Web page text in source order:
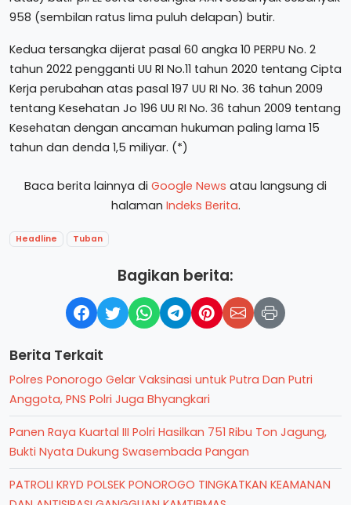
958 (sembilan ratus lima puluh delapan) butir.
Kedua tersangka dijerat pasal 60 angka 10 PERPU No. 2
tahun 2022 pengganti UU RI No.11 tahun 2020 tentang Cipta
Kerja perubahan atas pasal 197 UU RI No. 36 tahun 2009
tentang Kesehatan Jo 196 UU RI No. 36 tahun 2009 tentang
Kesehatan dengan ancaman hukuman paling lama 15
tahun dan denda 1,5 miliyar. (*)
Baca berita lainnya di Google News atau langsung di
halaman Indeks Berita.
Headline Tuban
Bagikan berita:
Berita Terkait
Polres Ponorogo Gelar Vaksinasi untuk Putra Dan Putri
Anggota, PNS Polri Juga Bhyangkari
Panen Raya Kuartal III Polri Hasilkan 751 Ribu Ton Jagung,
Bukti Nyata Dukung Swasembada Pangan
PATROLI KRYD POLSEK PONOROGO TINGKATKAN KEAMANAN